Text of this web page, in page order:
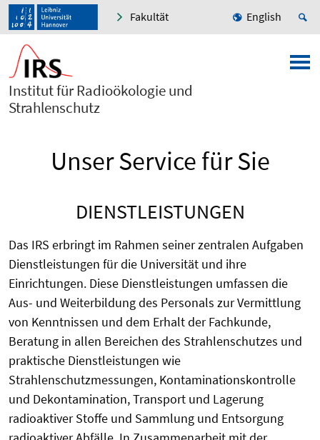
Fakultät English
Institut für Radioökologie und
Strahlenschutz
Unser Service für Sie
DIENSTLEISTUNGEN
Das IRS erbringt im Rahmen seiner zentralen Aufgaben
Dienstleistungen für die Universität und ihre
Einrichtungen. Diese Dienstleistungen umfassen die
Aus- und Weiterbildung des Personals zur Vermittlung
von Kenntnissen und dem Erhalt der Fachkunde,
Beratung in allen Bereichen des Strahlenschutzes und
praktische Dienstleistungen wie
Strahlenschutzmessungen, Kontaminationskontrolle
und Dekontamination, Transport und Lagerung
radioaktiver Stoffe und Sammlung und Entsorgung